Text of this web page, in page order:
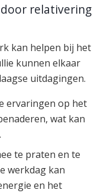
relativering
kan helpen bij het
kunnen elkaar
uitdagingen.
ervaringen op het
wat kan
te praten en te
werkdag kan
en het